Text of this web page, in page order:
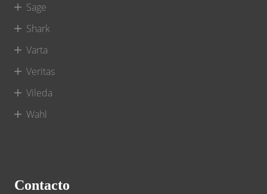
Sage
Shark
Varta
Veritas
Vileda
Wahl
Contacto